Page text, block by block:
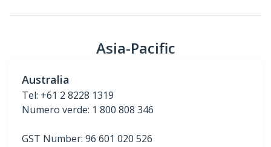
Asia-Pacific
Australia
Tel: +61 2 8228 1319
Numero verde: 1 800 808 346
GST Number: 96 601 020 526